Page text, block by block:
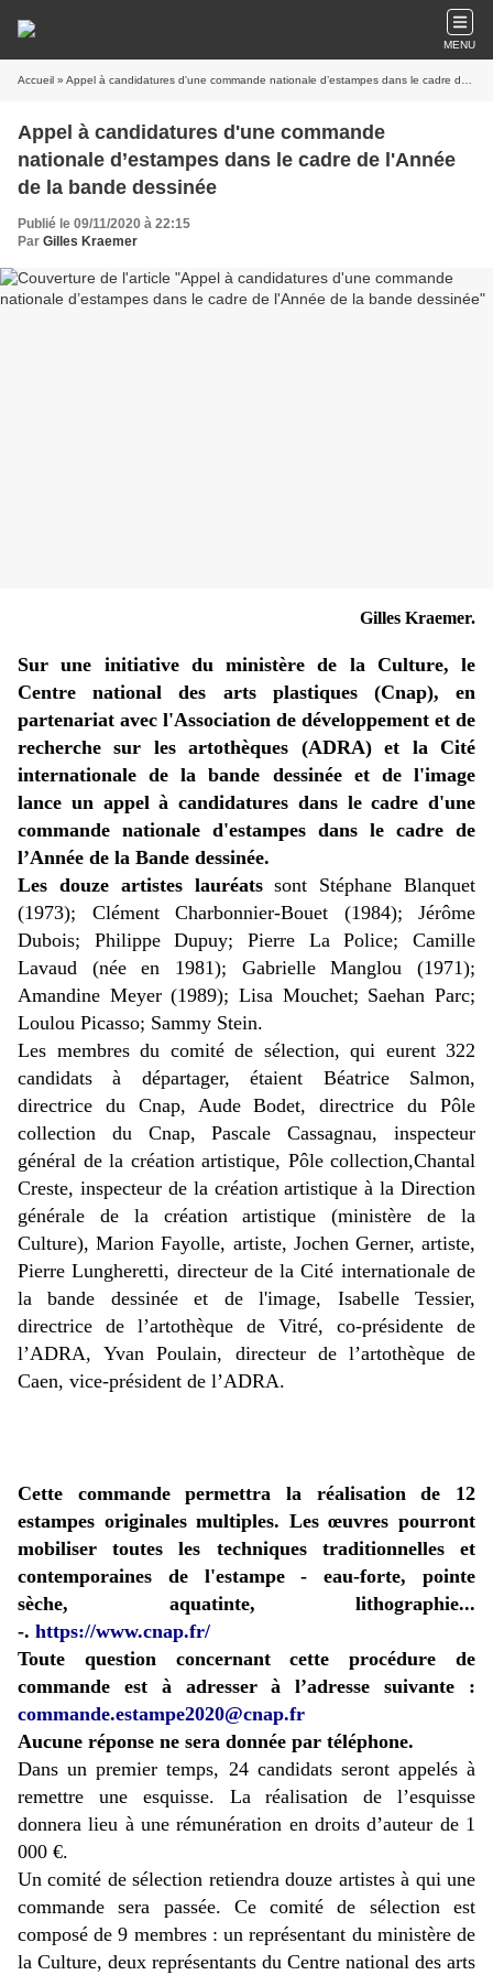
MENU
Accueil » Appel à candidatures d'une commande nationale d’estampes dans le cadre de l'Année de la bande dessinée
Appel à candidatures d'une commande
nationale d’estampes dans le cadre de l'Année
de la bande dessinée
Publié le 09/11/2020 à 22:15
Par Gilles Kraemer
Gilles Kraemer.
Sur une initiative du ministère de la Culture, le
Centre national des arts plastiques (Cnap), en
partenariat avec l'Association de développement et de
recherche sur les artothèques (ADRA) et la Cité
internationale de la bande dessinée et de l'image
lance un appel à candidatures dans le cadre d'une
commande nationale d'estampes dans le cadre de
l’Année de la Bande dessinée.
Les douze artistes lauréatssont Stéphane Blanquet
(1973); Clément Charbonnier-Bouet (1984); Jérôme
Dubois; Philippe Dupuy; Pierre La Police; Camille
Lavaud (née en 1981); Gabrielle Manglou (1971);
Amandine Meyer (1989); Lisa Mouchet; Saehan Parc;
Loulou Picasso; Sammy Stein.
Les membres du comité de sélection, qui eurent 322
candidats à départager, étaient Béatrice Salmon,
directrice du Cnap, Aude Bodet, directrice du Pôle
collection du Cnap, Pascale Cassagnau, inspecteur
général de la création artistique, Pôle collection,Chantal
Creste, inspecteur de la création artistique à la Direction
générale de la création artistique (ministère de la
Culture), Marion Fayolle, artiste, Jochen Gerner, artiste,
Pierre Lungheretti, directeur de la Cité internationale de
la bande dessinée et de l'image, Isabelle Tessier,
directrice de l’artothèque de Vitré, co-présidente de
l’ADRA, Yvan Poulain, directeur de l’artothèque de
Caen, vice-président de l’ADRA.
Cette commande permettra la réalisation de 12
estampes originales multiples. Les œuvres pourront
mobiliser toutes les techniques traditionnelles et
contemporaines de l'estampe - eau-forte, pointe
sèche, aquatinte, lithographie...
-. https://www.cnap.fr/
Toute question concernant cette procédure de
commande est à adresser à l’adresse suivante :
commande.estampe2020@cnap.fr
Aucune réponse ne sera donnée par téléphone.
Dans un premier temps, 24 candidats seront appelés à
remettre une esquisse. La réalisation de l’esquisse
donnera lieu à une rémunération en droits d’auteur de 1
000 €.
Un comité de sélection retiendra douze artistes à qui une
commande sera passée. Ce comité de sélection est
composé de 9 membres : un représentant du ministère de
la Culture, deux représentants du Centre national des arts